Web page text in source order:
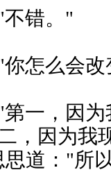
错。"
怎么会改
一，因为
，因为我
道："所